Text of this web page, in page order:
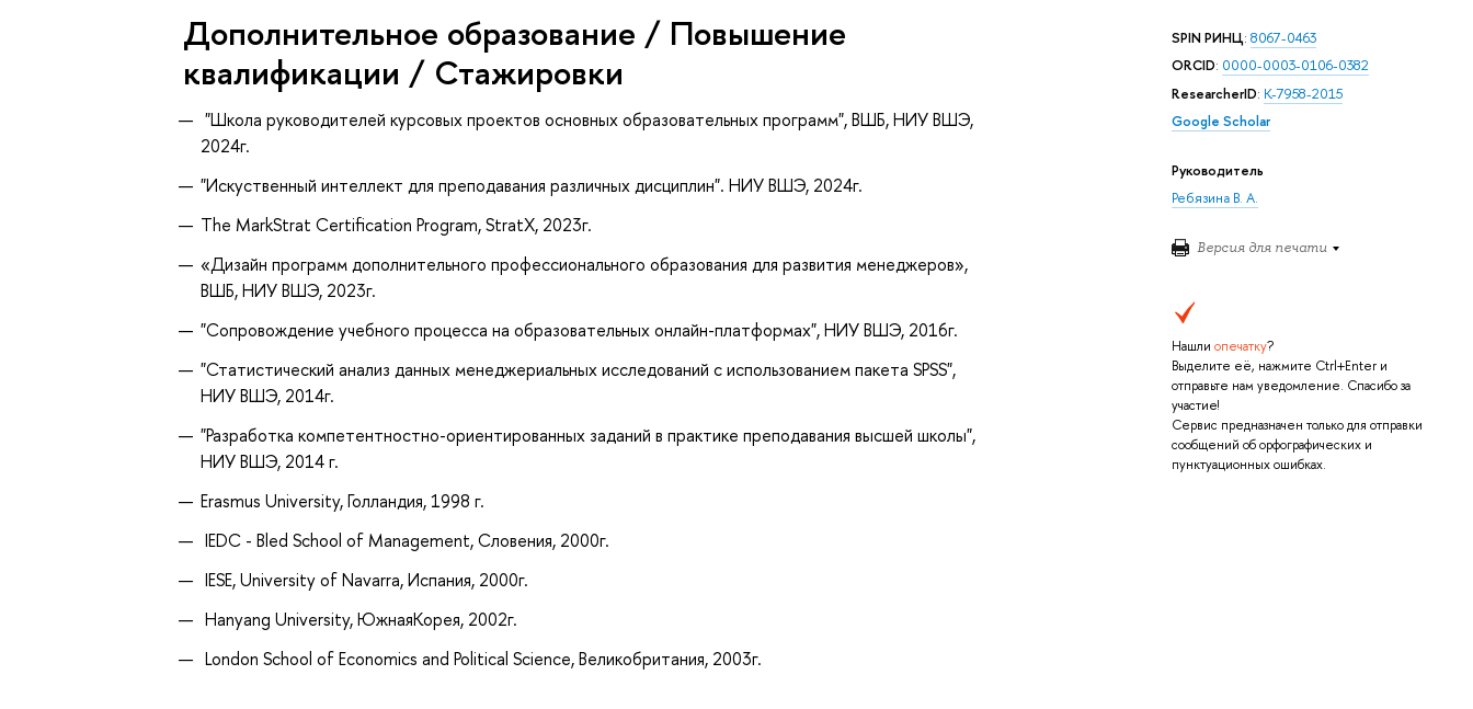
SPIN РИНЦ: 8067-0463
ORCID: 0000-0003-0106-0382
ResearcherID: K-7958-2015
Google Scholar
Руководитель
Ребязина В. А.
Версия для печати
Нашли опечатку?
Выделите её, нажмите Ctrl+Enter и
отправьте нам уведомление. Спасибо за
участие!
Сервис предназначен только для отправки
сообщений об орфографических и
пунктуационных ошибках.
Дополнительное образование / Повышение
квалификации / Стажировки
"Школа руководителей курсовых проектов основных образовательных программ", ВШБ, НИУ ВШЭ,
2024г.
"Искуственный интеллект для преподавания различных дисциплин". НИУ ВШЭ, 2024г.
The MarkStrat Certification Program, StratX, 2023г.
«Дизайн программ дополнительного профессионального образования для развития менеджеров»,
ВШБ, НИУ ВШЭ, 2023г.
"Сопровождение учебного процесса на образовательных онлайн-платформах", НИУ ВШЭ, 2016г.
"Статистический анализ данных менеджериальных исследований с использованием пакета SPSS",
НИУ ВШЭ, 2014г.
"Разработка компетентностно-ориентированных заданий в практике преподавания высшей школы",
НИУ ВШЭ, 2014 г.
Erasmus University, Голландия, 1998 г.
IEDC - Bled School of Management, Словения, 2000г.
IESE, University of Navarra, Испания, 2000г.
Hanyang University, ЮжнаяКорея, 2002г.
London School of Economics and Political Science, Великобритания, 2003г.